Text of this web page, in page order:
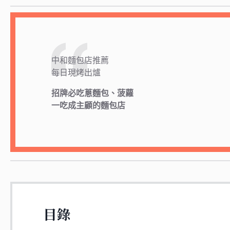
中和麵包店推薦
每日現烤出爐
招牌必吃蔥麵包、菠蘿
一吃成主顧的麵包店
目錄